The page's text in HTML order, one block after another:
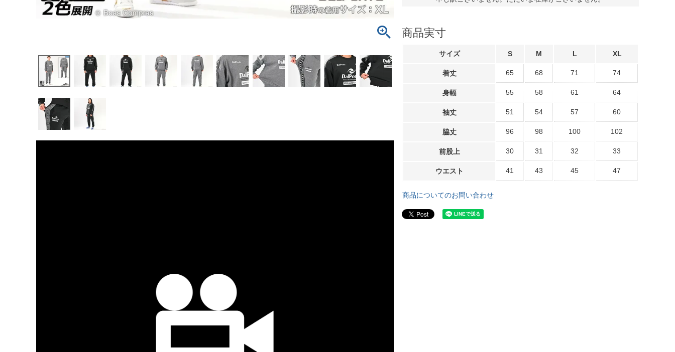
商品実寸
サイズ S M L XL
着丈 65 68 71 74
身幅 55 58 61 64
袖丈 51 54 57 60
脇丈 96 98 100 102
前股上 30 31 32 33
ウエスト 41 43 45 47
商品についてのお問い合わせ